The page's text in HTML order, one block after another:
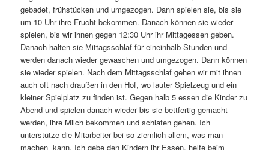
gebadet, frühstücken und umgezogen. Dann spielen sie, bis sie
um 10 Uhr ihre Frucht bekommen. Danach können sie wieder
spielen, bis wir ihnen gegen 12:30 Uhr ihr Mittagessen geben.
Danach halten sie Mittagsschlaf für eineinhalb Stunden und
werden danach wieder gewaschen und umgezogen. Dann können
sie wieder spielen. Nach dem Mittagsschlaf gehen wir mit ihnen
auch oft nach draußen in den Hof, wo lauter Spielzeug und ein
kleiner Spielplatz zu finden ist. Gegen halb 5 essen die Kinder zu
Abend und spielen danach wieder bis sie bettfertig gemacht
werden, ihre Milch bekommen und schlafen gehen. Ich
unterstütze die Mitarbeiter bei so ziemlich allem, was man
machen kann. Ich gebe den Kindern ihr Essen, helfe beim